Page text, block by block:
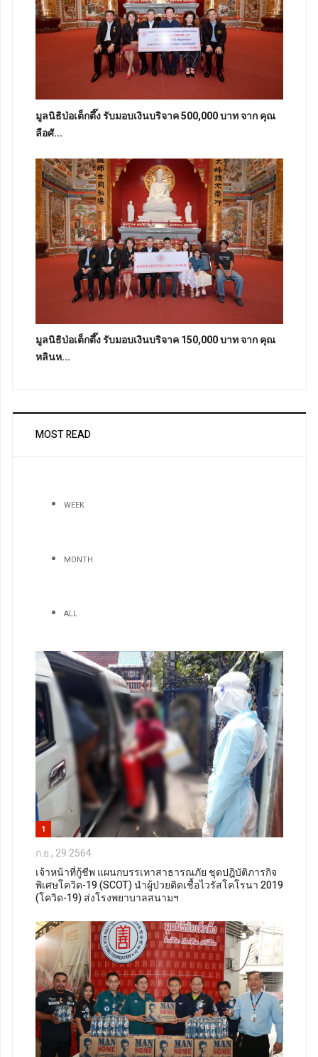
มูลนิธิป่อเต็กตึ๊ง รับมอบเงินบริจาค 500,000 บาท จาก คุณ
ลือศั...
มูลนิธิป่อเต็กตึ๊ง รับมอบเงินบริจาค 150,000 บาท จาก คุณ
หลินห...
MOST READ
WEEK
MONTH
ALL
1
ก.ย., 29 2564
เจ้าหน้าที่กู้ชีพ แผนกบรรเทาสาธารณภัย ชุดปฎิบัติภารกิจ
พิเศษโควิด-19 (SCOT) นำผู้ป่วยติดเชื้อไวรัสโคโรนา 2019
(โควิด-19) ส่งโรงพยาบาลสนามฯ